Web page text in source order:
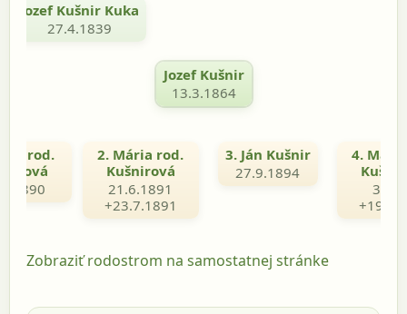
Jozef Kušnir Kuka
27.4.1839
Jozef Kušnir
13.3.1864
rod.
2. Mária rod.
Kušnirová
21.6.1891
+23.7.1891
3. Ján Kušnir
27.9.1894
4.
Zobraziť rodostrom na samostatnej stránke